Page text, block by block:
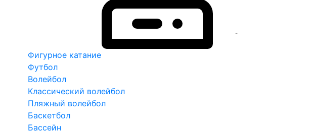
Фигурное катание
Футбол
Волейбол
Классический волейбол
Пляжный волейбол
Баскетбол
Бассейн